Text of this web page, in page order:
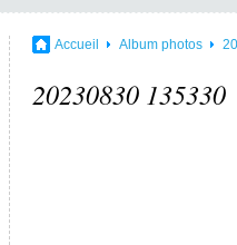
Accueil Album photos
20230830 135330